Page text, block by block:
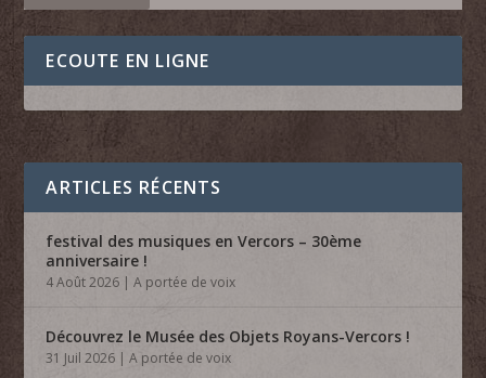
ECOUTE EN LIGNE
ARTICLES RÉCENTS
festival des musiques en Vercors – 30ème
anniversaire !
4 Août 2026 |A portée de voix
Découvrez le Musée des Objets Royans-Vercors !
31 Juil 2026 |A portée de voix